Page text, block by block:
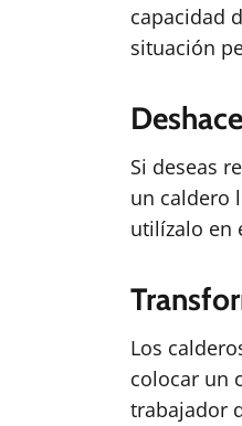
capacidad
situación
Si deseas
un caldero
utilízalo en
Los
colocar un
trabajador